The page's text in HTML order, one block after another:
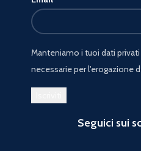
Manteniamo i tuoi dati
necessarie per l'erogazione
Seguici sui